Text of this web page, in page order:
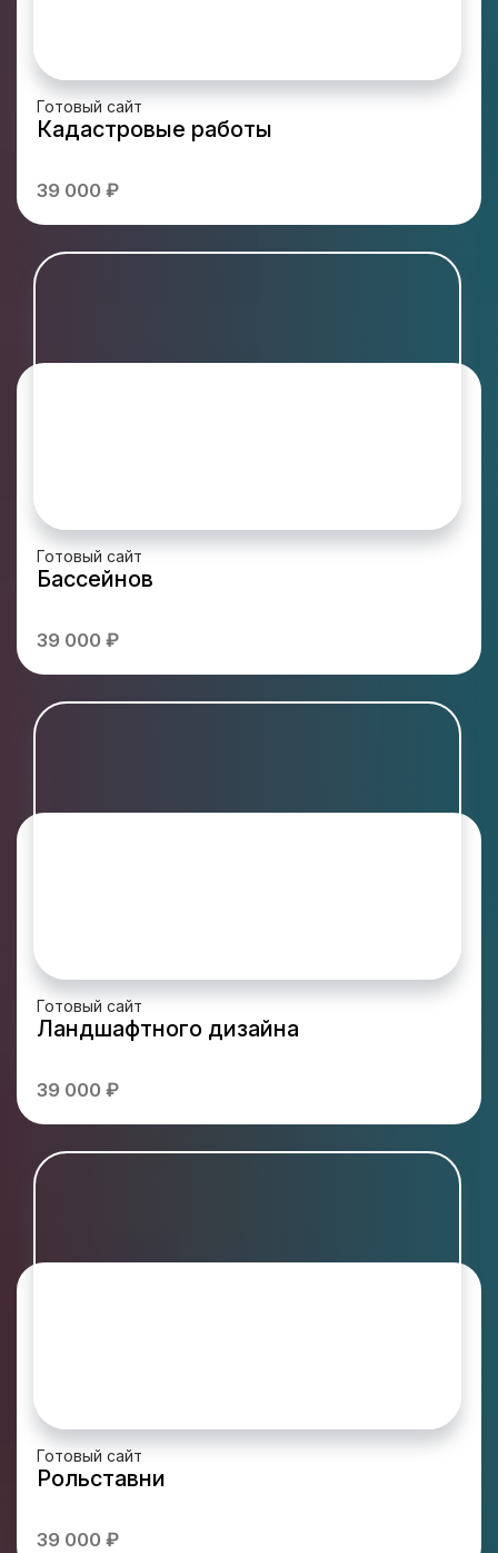
Готовый сайт
Кадастровые работы
39 000 ₽
Готовый сайт
Бассейнов
39 000 ₽
Готовый сайт
Ландшафтного дизайна
39 000 ₽
Готовый сайт
Рольставни
39 000 ₽